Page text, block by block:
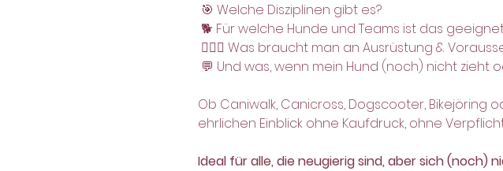
🎯 Welche Disziplinen gibt es?
🐕 Für welche Hunde und Teams ist das
🚴🏻‍♀️ Was braucht man an Ausrüstung &
💬 Und was, wenn mein Hund (noch) nicht zieht
Ob Caniwalk, Canicross, Dogscooter,
ehrlichen Einblick ohne Kaufdruck, ohne
Ideal für alle, die neugierig sind, aber sich (noch)